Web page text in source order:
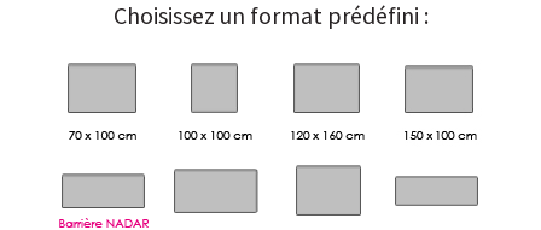
Choisissez un format prédéfini :